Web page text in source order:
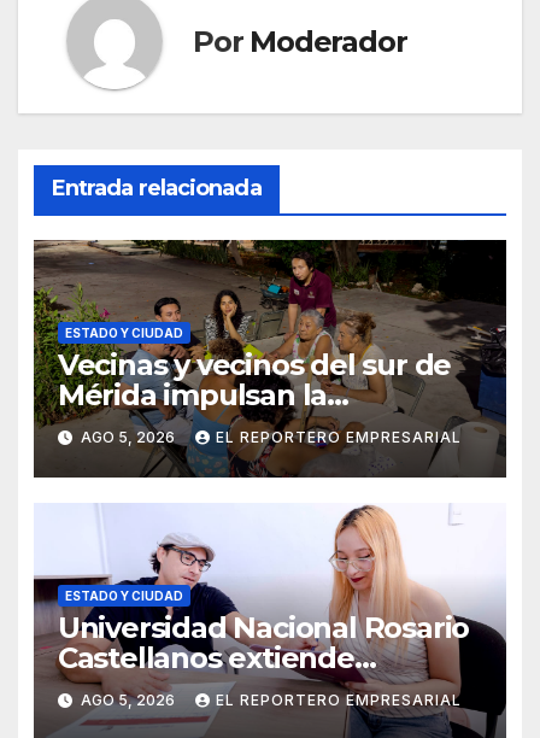
Por Moderador
Entrada relacionada
ESTADO Y CIUDAD
Vecinas y vecinos del sur de
Mérida impulsan la
recuperación de espacios
comunitarios
AGO 5, 2026 EL REPORTERO EMPRESARIAL
ESTADO Y CIUDAD
Universidad Nacional Rosario
Castellanos extiende
convocatoria de ingreso al 31
de agosto
AGO 5, 2026 EL REPORTERO EMPRESARIAL